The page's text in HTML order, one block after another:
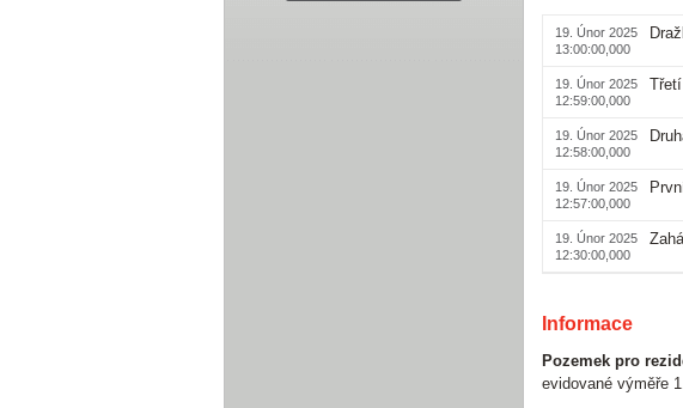
19. Únor 2025
13:00:00,000
19. Únor 2025
12:59:00,000
19. Únor 2025
12:58:00,000
19. Únor 2025
12:57:00,000
19. Únor 2025
12:30:00,000
Informace
Pozemek pro
evidované výměře